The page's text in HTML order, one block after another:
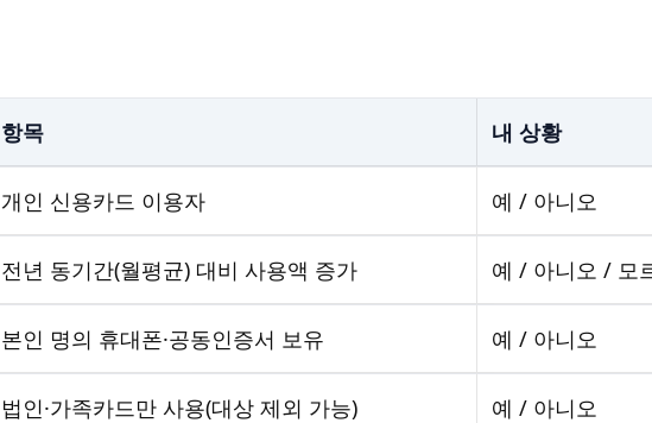
항목 내 상황
개인 신용카드 이용자 예 / 아니오
전년 동기간(월평균) 대비 사용액 증가 예 / 아니오 / 모
본인 명의 휴대폰·공동인증서 보유 예 / 아니오
법인·가족카드만 사용(대상 제외 가능) 예 / 아니오